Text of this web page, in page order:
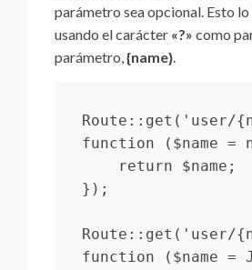
parámetro sea opcional. Esto
usando el carácter «?» como
parámetro,{name}.
Route::get('user/
function ($name
});
Route::get('user/
function ($name =